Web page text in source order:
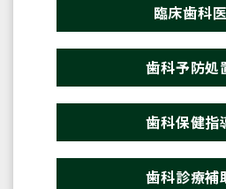
臨床歯科
歯科予防処
歯科保健指
歯科診療補